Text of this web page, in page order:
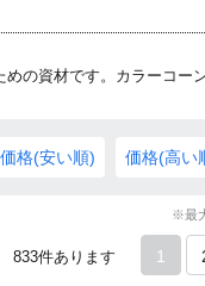
の資材です。カラーコー
価格(安い順) 価格(高い
※最
833件あります 1